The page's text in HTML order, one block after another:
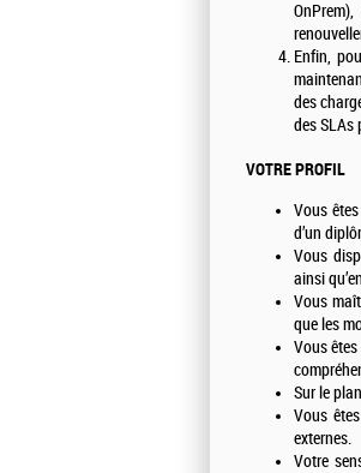
Enfin,
des
des SLAs
VOTRE PROFIL
Vous
d’un
Vous
ainsi
Vous
que les
Vous
Sur le
Vous
externes.
Votre